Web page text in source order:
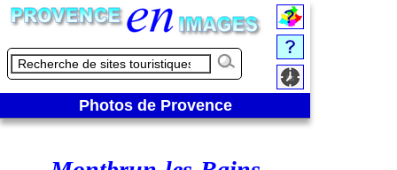
Photos de Provence